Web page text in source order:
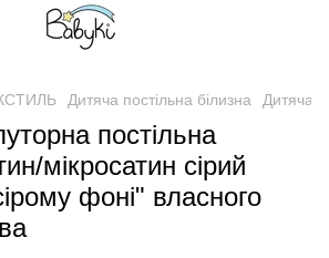
Дитяча постільна білизна Дитяча
постільна
мікросатин сірий
фоні" власного